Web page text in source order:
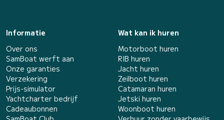
Informatie
Over ons
SamBoat werft aan
Onze garanties
Verzekering
Prijs-simulator
Yachtcharter bedrijf
Cadeaubonnen
Wat kan ik huren
Motorboot huren
RIB huren
Jacht huren
Zeilboot huren
Catamaran huren
Jetski huren
Woonboot huren